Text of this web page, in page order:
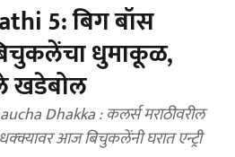
5: बिग बॉस
धुमाकूळ,
खडेबोल
Dhakka : कलर्स मराठीवरील
आज बिचुकलेंनी घरात एन्ट्री